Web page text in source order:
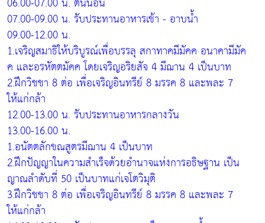
07.00-09.00 น. รับประทานอาหารเช้า - อาบน้ำ
09.00-12.00 น.
1.เจริญสมาธิให้บริบูรณ์เพื่อบรรลุ สกาทาคมีมัคค อนาคามีมัค
ค และอรหัตตมัคค โดยเจริญอริยสัจ 4 มีฌาน 4 เป็นบาท
2.ฝึกวิชชา 8 ต่อ เพื่อเจริญอินทรีย์ 8 มรรค 8 และพละ 7
ให้แก่กล้า
12.00-13.00 น. รับประทานอาหารกลางวัน
13.00-16.00 น.
1.อนัตตลักขณสูตรมีฌาน 4 เป็นบาท
2.ฝึกปัญญาในความสำเร็จด้วยอำนาจแห่งการอธิษฐาน เป็น
ญาณลำดับที่ 50 เป็นบาทแก่เจโตวิมุติ
3.ฝึกวิชชา 8 ต่อ เพื่อเจริญอินทรีย์ 8 มรรค 8 และพละ 7
ให้แก่กล้า